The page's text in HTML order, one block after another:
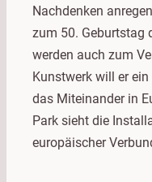
Nachdenken
zum 50. Geburtstag
werden auch zum
Kunstwerk will er
das Miteinander in
Park sieht die
europäischer